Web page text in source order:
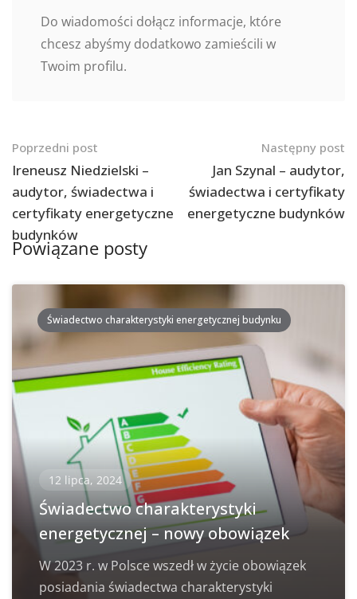
Do wiadomości dołącz informacje, które
chcesz abyśmy dodatkowo zamieścili w
Twoim profilu.
Nawigacja
po
postach
Poprzedni post
Ireneusz Niedzielski –
audytor, świadectwa i
certyfikaty energetyczne
budynków
Następny post
Jan Szynal – audytor,
świadectwa i certyfikaty
energetyczne budynków
Powiązane posty
Świadectwo charakterystyki energetycznej budynku
12 lipca, 2024
Świadectwo charakterystyki
energetycznej – nowy obowiązek
W 2023 r. w Polsce wszedł w życie obowiązek
posiadania świadectwa charakterystyki